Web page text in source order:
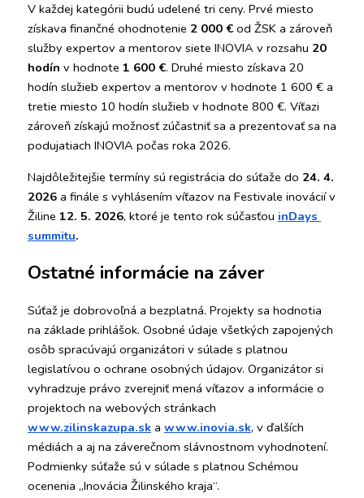
V každej kategórii budú udelené tri ceny. Prvé miesto
získava finančné ohodnotenie 2 000 € od ŽSK a zároveň
služby expertov a mentorov siete INOVIA v rozsahu 20
hodín v hodnote 1 600 €. Druhé miesto získava 20
hodín služieb expertov a mentorov v hodnote 1 600 € a
tretie miesto 10 hodín služieb v hodnote 800 €. Víťazi
zároveň získajú možnosť zúčastniť sa a prezentovať sa na
podujatiach INOVIA počas roka 2026.
Najdôležitejšie termíny sú registrácia do súťaže do 24. 4.
2026 a finále s vyhlásením víťazov na Festivale inovácií v
Žiline 12. 5. 2026, ktoré je tento rok súčasťou inDays
summitu.
Ostatné informácie na záver
Súťaž je dobrovoľná a bezplatná. Projekty sa hodnotia
na základe prihlášok. Osobné údaje všetkých zapojených
osôb spracúvajú organizátori v súlade s platnou
legislatívou o ochrane osobných údajov. Organizátor si
vyhradzuje právo zverejniť mená víťazov a informácie o
projektoch na webových stránkach
www.zilinskazupa.sk a www.inovia.sk, v ďalších
médiách a aj na záverečnom slávnostnom vyhodnotení.
Podmienky súťaže sú v súlade s platnou Schémou
ocenenia „Inovácia Žilinského kraja“.